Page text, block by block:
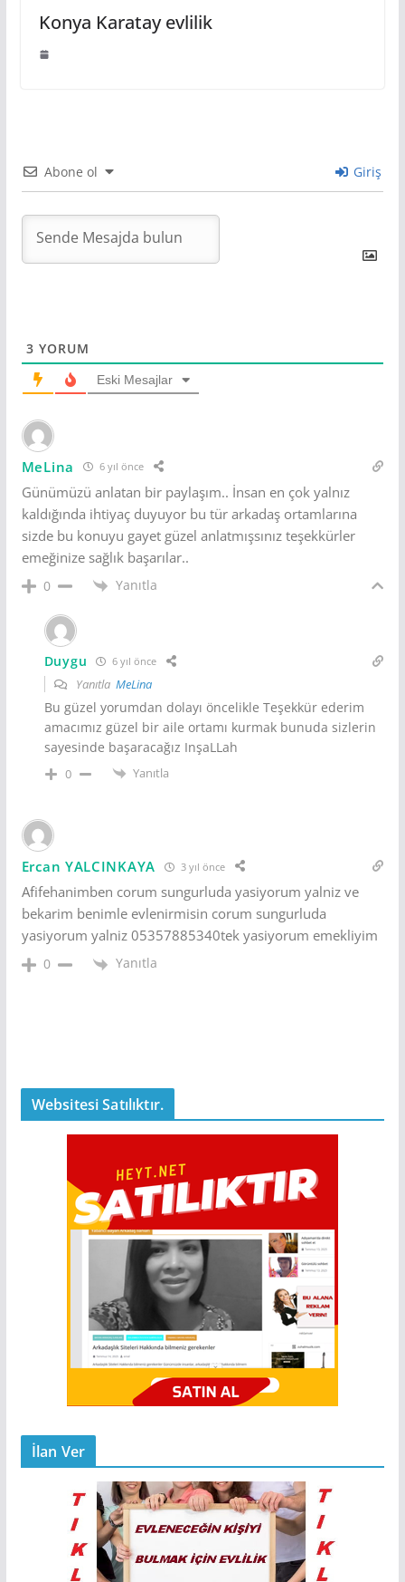
Konya Karatay evlilik
Abone ol Giriş
3 YORUM
Eski Mesajlar
MeLina 6 yıl önce
Günümüzü anlatan bir paylaşım.. İnsan en çok yalnız
kaldığında ihtiyaç duyuyor bu tür arkadaş ortamlarına
sizde bu konuyu gayet güzel anlatmışsınız teşekkürler
emeğinize sağlık başarılar..
0 Yanıtla
Duygu 6 yıl önce
Yanıtla MeLina
Bu güzel yorumdan dolayı öncelikle Teşekkür ederim
amacımız güzel bir aile ortamı kurmak bunuda sizlerin
sayesinde başaracağız InşaLLah
0 Yanıtla
Ercan YALCINKAYA 3 yıl önce
Afifehanimben corum sungurluda yasiyorum yalniz ve
bekarim benimle evlenirmisin corum sungurluda
yasiyorum yalniz 05357885340tek yasiyorum emekliyim
0 Yanıtla
Websitesi Satılıktır.
İlan Ver